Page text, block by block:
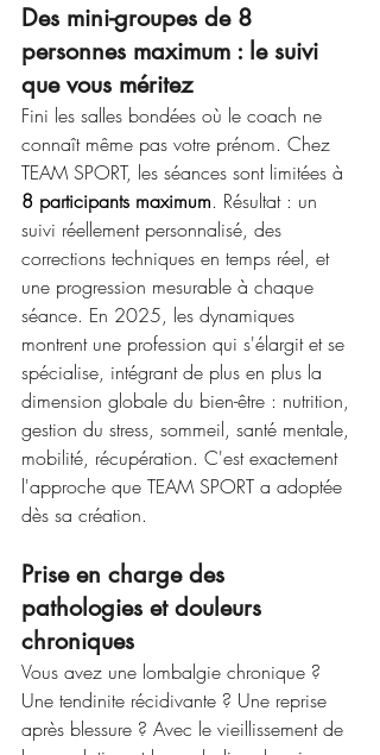
Des mini-groupes de 8
personnes maximum : le suivi
que vous méritez
Fini les salles bondées où le coach ne
connaît même pas votre prénom. Chez
TEAM SPORT, les séances sont limitées à
8 participants maximum. Résultat : un
suivi réellement personnalisé, des
corrections techniques en temps réel, et
une progression mesurable à chaque
séance. En 2025, les dynamiques
montrent une profession qui s'élargit et se
spécialise, intégrant de plus en plus la
dimension globale du bien-être : nutrition,
gestion du stress, sommeil, santé mentale,
mobilité, récupération. C'est exactement
l'approche que TEAM SPORT a adoptée
dès sa création.
Prise en charge des
pathologies et douleurs
chroniques
Vous avez une lombalgie chronique ?
Une tendinite récidivante ? Une reprise
après blessure ? Avec le vieillissement de